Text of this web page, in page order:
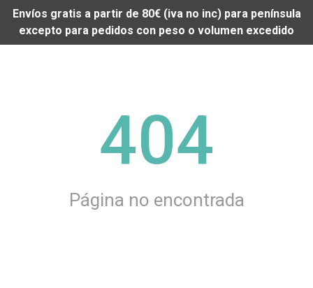
Envíos gratis a partir de 80€ (iva no inc) para península
excepto para pedidos con peso o volumen excedido
404
Página no encontrada